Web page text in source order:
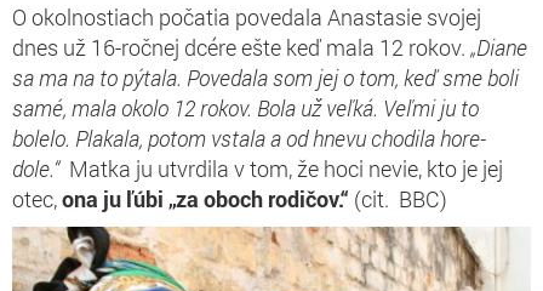
O okolnostiach počatia povedala Anastasie svojej
dnes už 16-ročnej dcére ešte keď mala 12 rokov. „Diane
sa ma na to pýtala. Povedala som jej o tom, keď sme boli
samé, mala okolo 12 rokov. Bola už veľká. Veľmi ju to
bolelo. Plakala, potom vstala a od hnevu chodila hore-
dole.“Matka ju utvrdila v tom, že hoci nevie, kto je jej
otec,ona ju ľúbi „za oboch rodičov.“ (cit. BBC)